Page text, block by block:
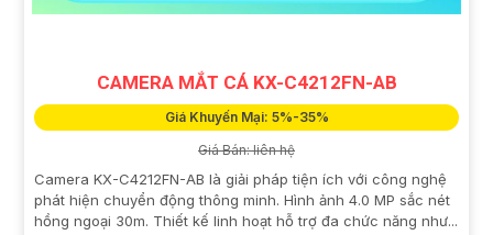
CAMERA MẮT CÁ KX-C4212FN-AB
Giá Khuyến Mại: 5%-35%
Giá Bán: liên hệ
Camera KX-C4212FN-AB là giải pháp tiện ích với công nghệ
phát hiện chuyển động thông minh. Hình ảnh 4.0 MP sắc nét
hồng ngoại 30m. Thiết kế linh hoạt hỗ trợ đa chức năng như...